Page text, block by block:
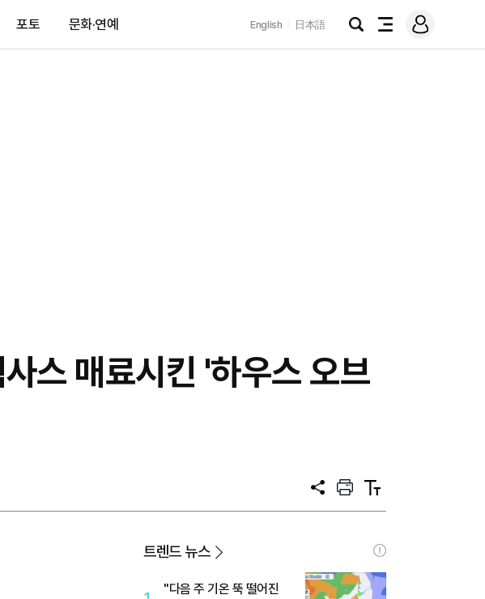
포토 문화·연예 English 日本語
검
전
메
그
스 매료시킨 '하우스 오브
공
프
트
텍
트
트렌드 뉴스
"다음 주 기온 뚝 떨어진